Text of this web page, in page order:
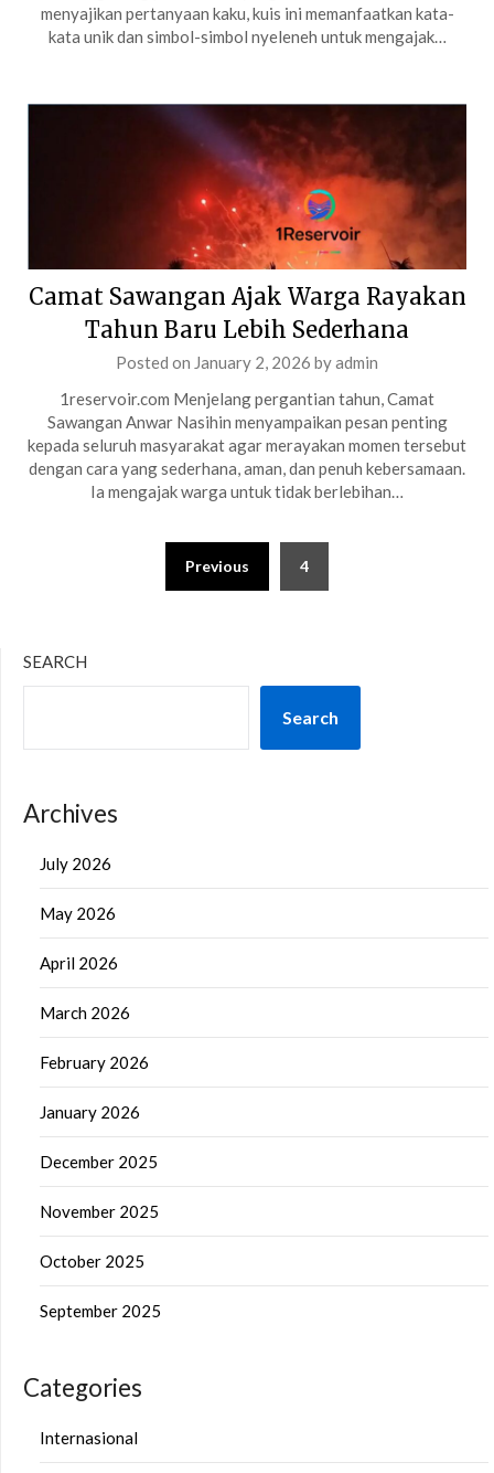
menyajikan pertanyaan kaku, kuis ini memanfaatkan kata-
kata unik dan simbol-simbol nyeleneh untuk mengajak…
Camat Sawangan Ajak Warga Rayakan
Tahun Baru Lebih Sederhana
Posted on January 2, 2026 byadmin
1reservoir.com Menjelang pergantian tahun, Camat
Sawangan Anwar Nasihin menyampaikan pesan penting
kepada seluruh masyarakat agar merayakan momen tersebut
dengan cara yang sederhana, aman, dan penuh kebersamaan.
Ia mengajak warga untuk tidak berlebihan…
Previous 4
SEARCH
Search
Archives
July 2026
May 2026
April 2026
March 2026
February 2026
January 2026
December 2025
November 2025
October 2025
September 2025
Categories
Internasional